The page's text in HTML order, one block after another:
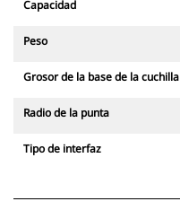
Capacidad
Peso
Grosor de la base de la cuchilla
Radio de la punta
Tipo de interfaz